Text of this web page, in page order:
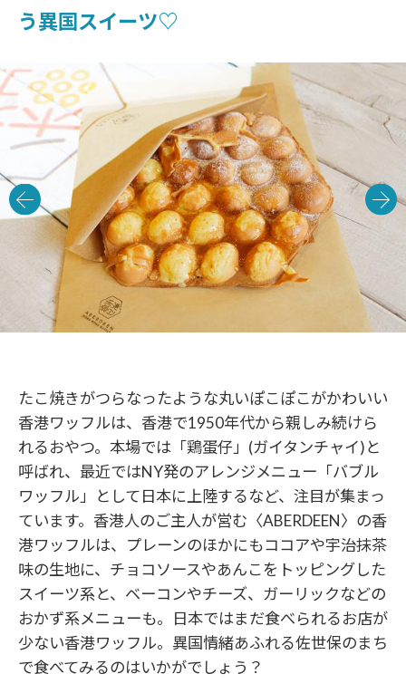
う異国スイーツ♡
たこ焼きがつらなったような丸いぽこぽこがかわいい
香港ワッフルは、香港で1950年代から親しみ続けら
れるおやつ。本場では「鶏蛋仔」(ガイタンチャイ)と
呼ばれ、最近ではNY発のアレンジメニュー「バブル
ワッフル」として日本に上陸するなど、注目が集まっ
ています。香港人のご主人が営む〈ABERDEEN〉の香
港ワッフルは、プレーンのほかにもココアや宇治抹茶
味の生地に、チョコソースやあんこをトッピングした
スイーツ系と、ベーコンやチーズ、ガーリックなどの
おかず系メニューも。日本ではまだ食べられるお店が
少ない香港ワッフル。異国情緒あふれる佐世保のまち
で食べてみるのはいかがでしょう？